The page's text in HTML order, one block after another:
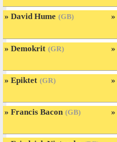
David Hume (GB)
Demokrit (GR)
Epiktet (GR)
Francis Bacon (GB)